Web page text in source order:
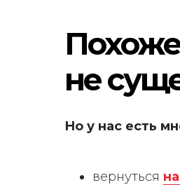
не
Но у нас есть
вернуться